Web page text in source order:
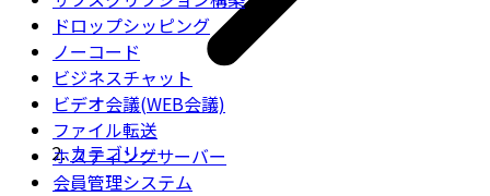
ドロップシッピング
ノーコード
ビジネスチャット
ビデオ会議(WEB会議)
ファイル転送
ホスティングサーバー
会員管理システム
カテゴリー